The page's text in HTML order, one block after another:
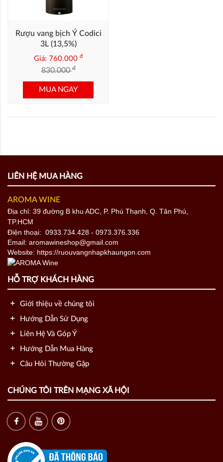
Rượu vang bịch Ý Codici
3L (13,5%)
Giá: 760.000 đ
830.000đ
MUA NGAY
LIÊN HỆ MUA HÀNG
AROMA WINE
Địa chỉ: 39 đường B khu ADC, P. Phú Thạnh, Q. Tân Phú,
TP.HCM
Điện thoại: 0933.734.428 - 0973.376.336
Email: aromawineshop@gmail.com
Website: https://ruouvangnhapkhaungon.com
HỖ TRỢ KHÁCH HÀNG
Giới thiệu về chúng tôi
Hướng Dẫn Sử Dụng
Liên Hệ Và Góp Ý
Hướng Dẫn Mua Hàng
Câu Hỏi Thường Gặp
CHÚNG TÔI TRÊN MẠNG XÃ HỘI